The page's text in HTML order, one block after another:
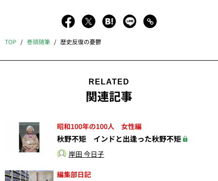
TOP 巻頭随筆 歴史反復の憂鬱
RELATED
関連記事
昭和100年の100人 女性編
秋野不矩 インドと出逢った秋野不矩
岸田 今日子
編集部日記